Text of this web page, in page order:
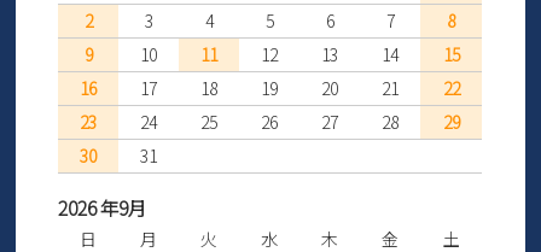
2
3 4 5 6 7
8
9
10 11 12 13 14
15
16
17 18 19 20 21
22
23
24 25 26 27 28
29
30
31
2026 年9月
日 月 火 水 木 金
土